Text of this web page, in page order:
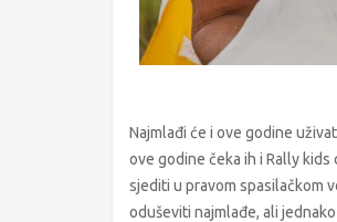
Najmlađi će i ove godine
ove godine čeka ih i Rally kids
sjediti u pravom spasilačkom
oduševiti najmlađe, ali